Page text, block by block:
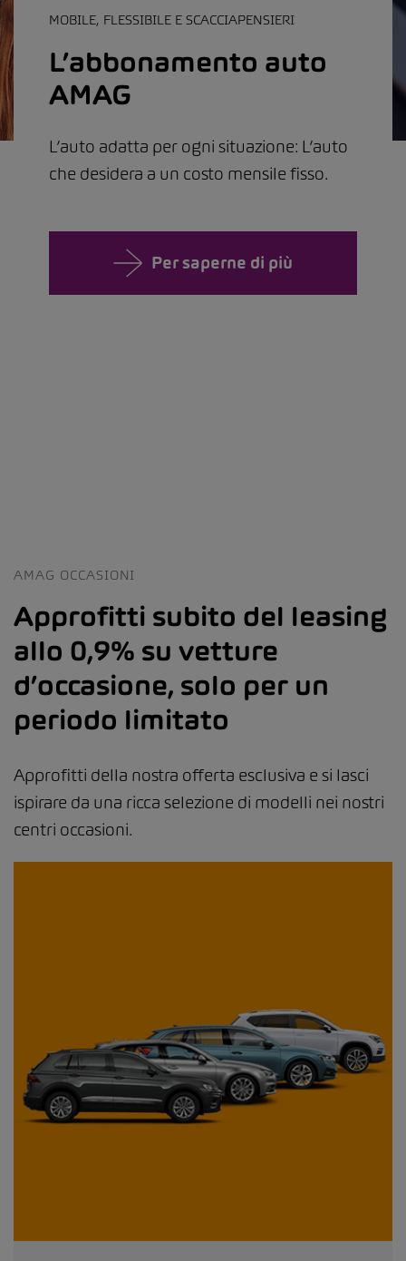
MOBILE, FLESSIBILE E SCACCIAPENSIERI
L’abbonamento auto
AMAG
L’auto adatta per ogni situazione: L’auto
che desidera a un costo mensile fisso.
Per saperne di più
AMAG OCCASIONI
Approfitti subito del leasing
allo 0,9% su vetture
d’occasione, solo per un
periodo limitato
Approfitti della nostra offerta esclusiva e si lasci
ispirare da una ricca selezione di modelli nei nostri
centri occasioni.